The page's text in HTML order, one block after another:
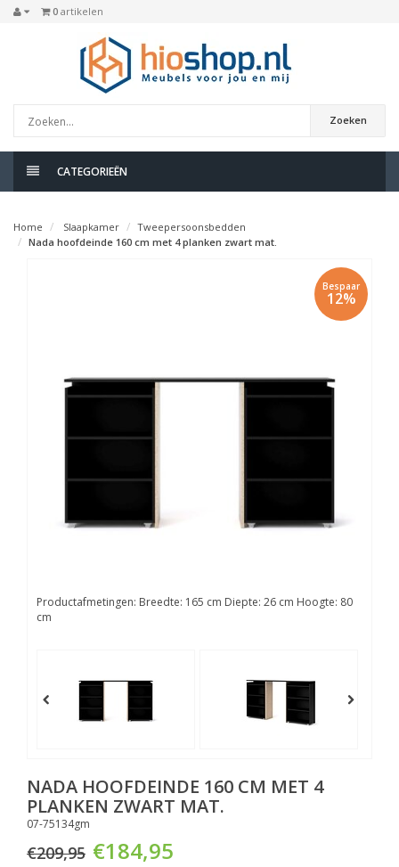
0 artikelen
Zoeken
CATEGORIEËN
Home Slaapkamer
Tweepersoonsbedden
Nada hoofdeinde 160 cm met 4 planken zwart mat.
Bespaar
12%
Productafmetingen: Breedte: 165 cm Diepte: 26 cm Hoogte: 80
cm
NADA HOOFDEINDE 160 CM MET 4
PLANKEN ZWART MAT.
07-75134gm
€209,95 €184,95